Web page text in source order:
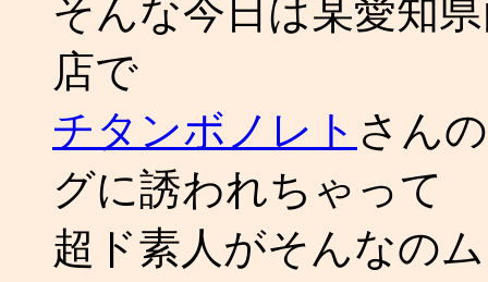
そんな今日は某愛知
店で
チタンボノレト さん
グに誘われちゃって
超ド素人がそんなの